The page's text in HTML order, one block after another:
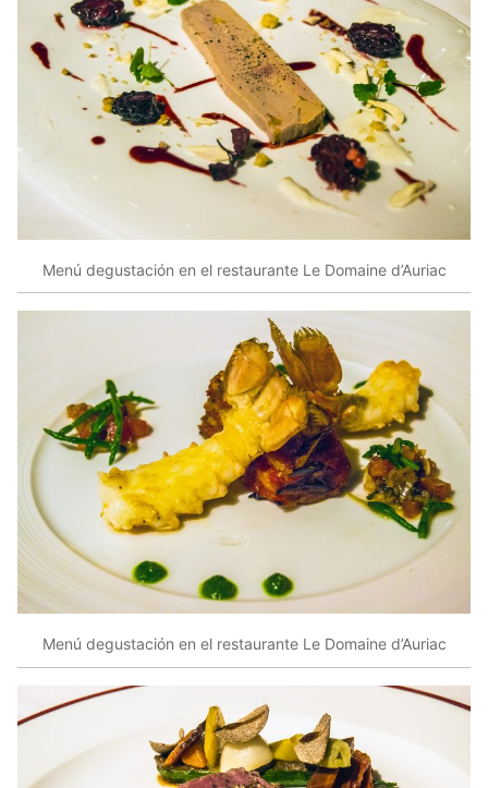
Menú degustación en el restaurante Le Domaine d’Auriac
Menú degustación en el restaurante Le Domaine d’Auriac